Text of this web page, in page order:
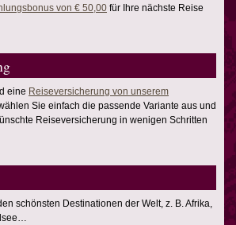
von € 50,00 für Ihre nächste Reise
eine Reiseversicherung von unserem
Sie einfach die passende Variante aus und
Reiseversicherung in wenigen Schritten
schönsten Destinationen der Welt, z. B. Afrika,